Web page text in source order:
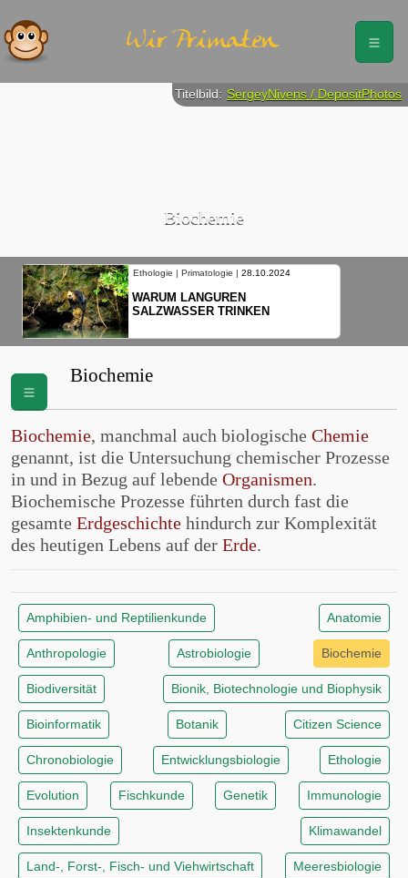
Wir Primaten
Titelbild: SergeyNivens / DepositPhotos
Biochemie
Ethologie | Primatologie | 28.10.2024
WARUM LANGUREN
SALZWASSER TRINKEN
Biochemie
Biochemie, manchmal auch biologische Chemie
genannt, ist die Untersuchung chemischer Prozesse
in und in Bezug auf lebende Organismen.
Biochemische Prozesse führten durch fast die
gesamte Erdgeschichte hindurch zur Komplexität
des heutigen Lebens auf der Erde.
Amphibien- und Reptilienkunde Anatomie
Anthropologie Astrobiologie Biochemie
Biodiversität Bionik, Biotechnologie und Biophysik
Bioinformatik Botanik Citizen Science
Chronobiologie Entwicklungsbiologie Ethologie
Evolution Fischkunde Genetik Immunologie
Insektenkunde Klimawandel
Land-, Forst-, Fisch- und Viehwirtschaft Meeresbiologie